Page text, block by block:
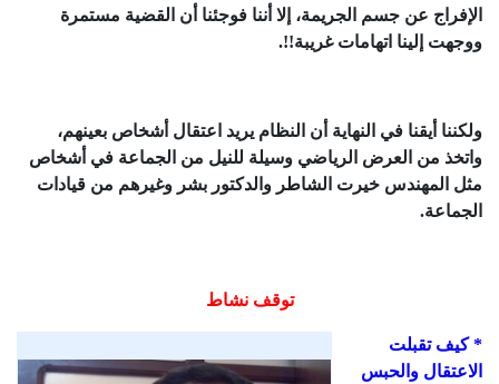
الإفراج عن جسم الجريمة، إلا أننا فوجئنا أن القضية مستمرة
ووجهت إلينا اتهامات غريبة!!.
ولكننا أيقنا في النهاية أن النظام يريد اعتقال أشخاص بعينهم،
واتخذ من العرض الرياضي وسيلة للنيل من الجماعة في أشخاص
مثل المهندس خيرت الشاطر والدكتور بشر وغيرهم من قيادات
الجماعة.
توقف نشاط
* كيف تقبلت
الاعتقال والحبس